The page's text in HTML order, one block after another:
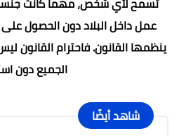
عمل داخل البلاد دون الحصول على
ينظمها القانون. فاحترام القانون
الجميع دون
شاهد أيضًا